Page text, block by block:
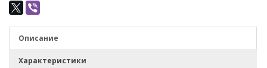
Описание
Характеристики